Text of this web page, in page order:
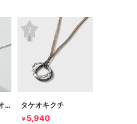
ティーケー タケオキクチ タケオキクチ
￥ 5,940